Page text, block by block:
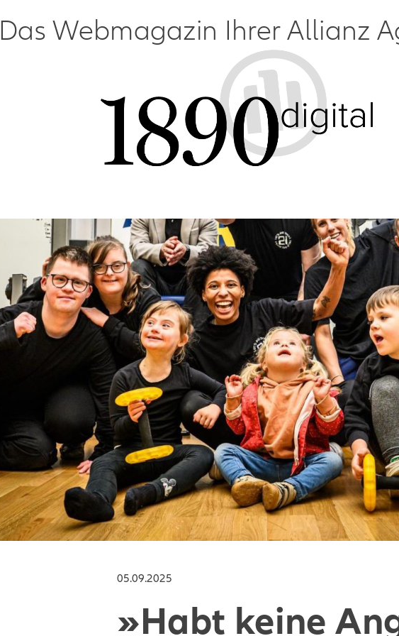
Das Webmagazin Ihrer Allianz
05.09.2025
»Habt keine